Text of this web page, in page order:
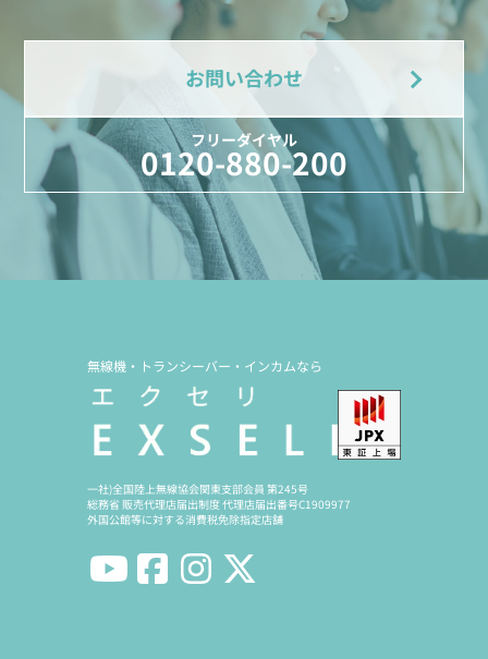
お問い合わせ
フリーダイヤル
0120-880-200
無線機・トランシーバー・インカムなら
一社)全国陸上無線協会関東支部会員 第245号
総務省 販売代理店届出制度 代理店届出番号C1909977
外国公館等に対する消費税免除指定店舗